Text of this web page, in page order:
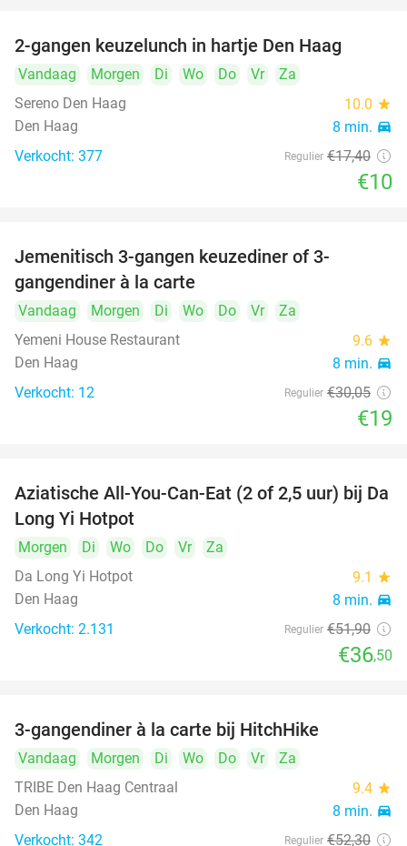
2-gangen keuzelunch in hartje Den Haag
Vandaag Morgen Di Wo Do Vr
Za
Sereno Den Haag
10.0 star
Den Haag 8 min. directions_car
Verkocht: 377 Regulier €17,40
€10
Jemenitisch 3-gangen keuzediner of 3-
gangendiner à la carte
Vandaag Morgen Di Wo Do Vr
Za
Yemeni House Restaurant
9.6 star
Den Haag 8 min. directions_car
Verkocht: 12 Regulier €30,05
€19
30%
Aziatische All-You-Can-Eat (2 of 2,5 uur) bij Da
Long Yi Hotpot
Morgen Di Wo Do Vr
Za
Da Long Yi Hotpot
9.1 star
Den Haag 8 min. directions_car
Verkocht: 2.131 Regulier €51,90
€36,50
3-gangendiner à la carte bij HitchHike
Vandaag Morgen Di Wo Do Vr
Za
TRIBE Den Haag Centraal
9.4 star
Den Haag 8 min. directions_car
Verkocht: 342 Regulier €52,30